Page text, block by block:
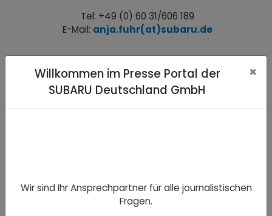
Tel: +49 (0) 60 31/606 189
E-Mail: anja.fuhr(at)subaru.de
Willkommen im Presse Portal der
SUBARU Deutschland GmbH
×
Wir sind Ihr Ansprechpartner für alle journalistischen
Fragen.
Energieverbrauch/CO2-Emissionen gemäß